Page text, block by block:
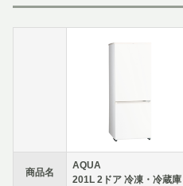
商品名
AQUA
201L 2ドア 冷凍・冷蔵庫